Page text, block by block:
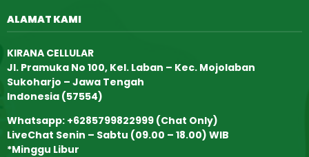
ALAMAT KAMI
KIRANA CELLULAR
Jl. Pramuka No 100, Kel. Laban – Kec. Mojolaban
Sukoharjo – Jawa Tengah
Indonesia (57554)
Whatsapp: +6285799822999 (Chat Only)
LiveChat Senin – Sabtu (09.00 – 18.00) WIB
*Minggu Libur